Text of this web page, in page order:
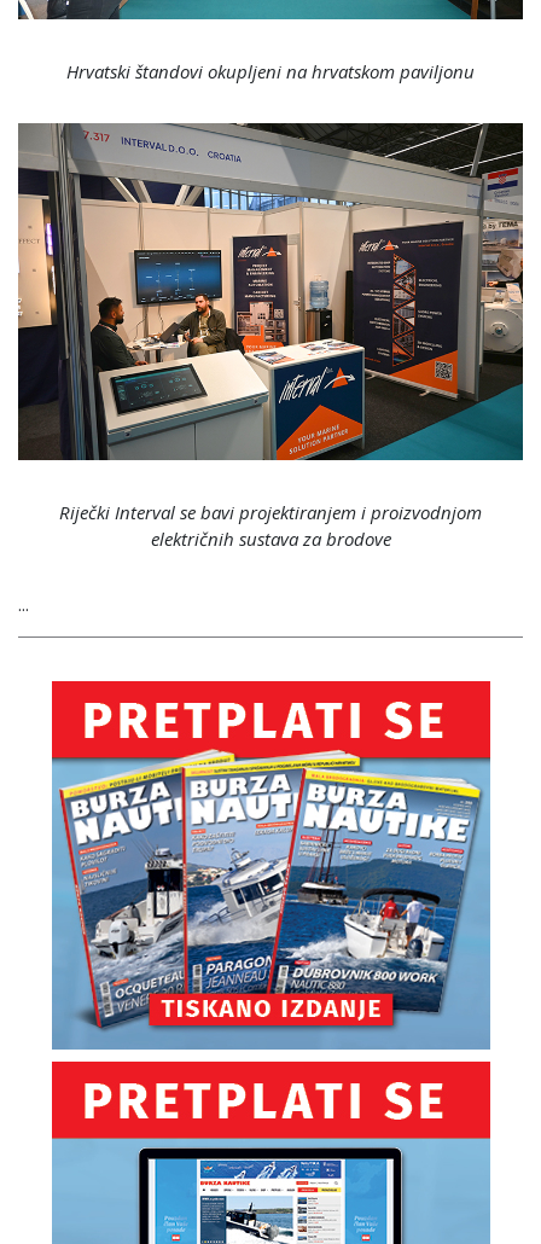
Hrvatski štandovi okupljeni na hrvatskom paviljonu
Riječki Interval se bavi projektiranjem i proizvodnjom
električnih sustava za brodove
...